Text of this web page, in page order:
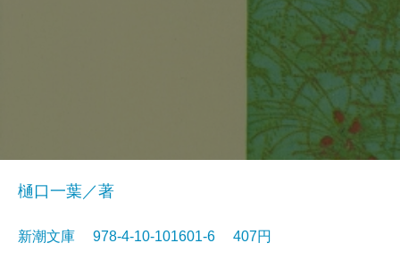
樋口一葉／著
新潮文庫 978-4-10-101601-6 407円